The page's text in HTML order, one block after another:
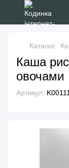
Каталог
Каша
овочами
Артикул: K00111